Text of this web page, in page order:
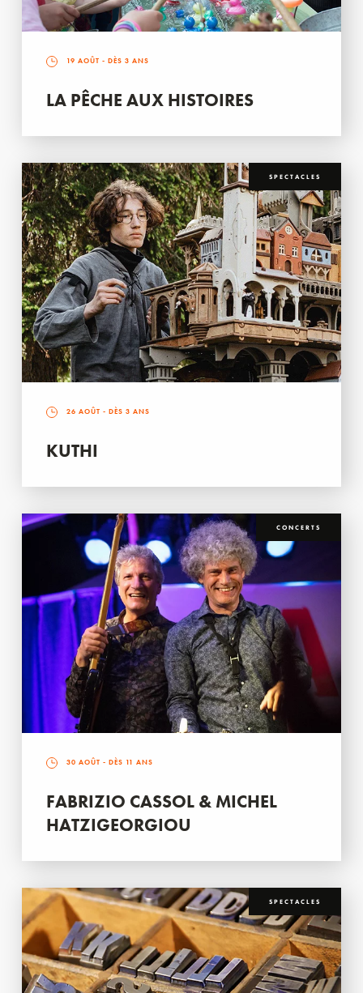
19 AOÛT - DÈS 3 ANS
LA PÊCHE AUX HISTOIRES
SPECTACLES
26 AOÛT - DÈS 3 ANS
KUTHI
CONCERTS
30 AOÛT - DÈS 11 ANS
FABRIZIO CASSOL & MICHEL
HATZIGEORGIOU
SPECTACLES